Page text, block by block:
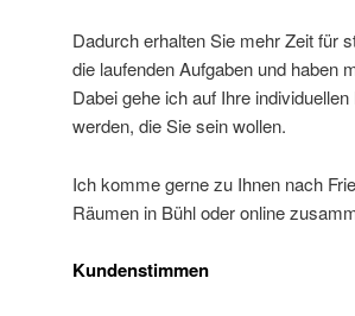
Dadurch erhalten Sie mehr Zeit für
die laufenden Aufgaben und haben
Dabei gehe ich auf Ihre
werden, die Sie sein wollen.
Ich komme gerne zu Ihnen nach
Räumen in Bühl oder online
Kundenstimmen